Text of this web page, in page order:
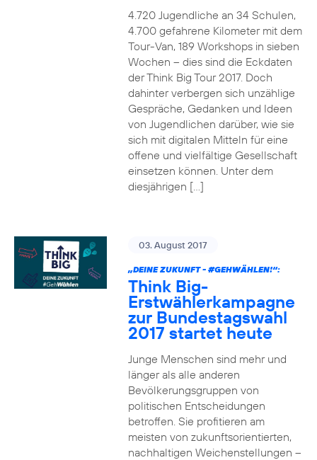
4.720 Jugendliche an 34 Schulen,
4.700 gefahrene Kilometer mit dem
Tour-Van, 189 Workshops in sieben
Wochen – dies sind die Eckdaten
der Think Big Tour 2017. Doch
dahinter verbergen sich unzählige
Gespräche, Gedanken und Ideen
von Jugendlichen darüber, wie sie
sich mit digitalen Mitteln für eine
offene und vielfältige Gesellschaft
einsetzen können. Unter dem
diesjährigen […]
03. August 2017
„DEINE ZUKUNFT - #GEHWÄHLEN!“:
Think Big-
Erstwählerkampagne
zur Bundestagswahl
2017 startet heute
Junge Menschen sind mehr und
länger als alle anderen
Bevölkerungsgruppen von
politischen Entscheidungen
betroffen. Sie profitieren am
meisten von zukunftsorientierten,
nachhaltigen Weichenstellungen –